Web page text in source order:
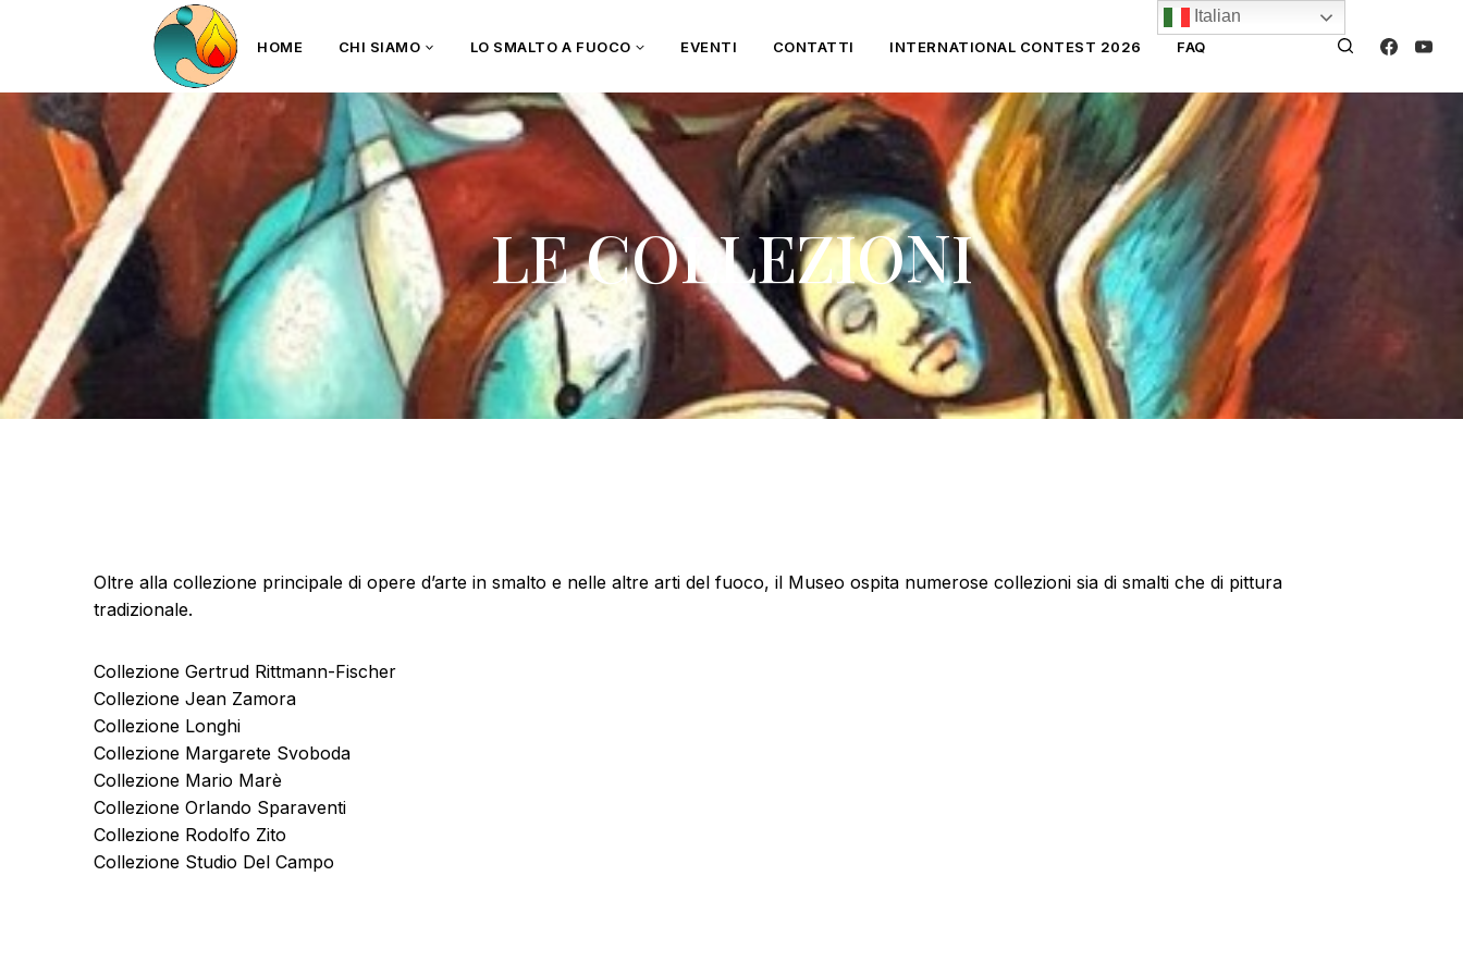
HOME CHI SIAMO LO SMALTO A FUOCO EVENTI CONTATTI INTERNATIONAL CONTEST 2026 FAQ
LE COLLEZIONI
Oltre alla collezione principale di opere d’arte in smalto e nelle altre arti del fuoco, il Museo ospita numerose collezioni sia di smalti che di pittura
tradizionale.
Collezione Gertrud Rittmann-Fischer
Collezione Jean Zamora
Collezione Longhi
Collezione Margarete Svoboda
Collezione Mario Marè
Collezione Orlando Sparaventi
Collezione Rodolfo Zito
Collezione Studio Del Campo
Italian